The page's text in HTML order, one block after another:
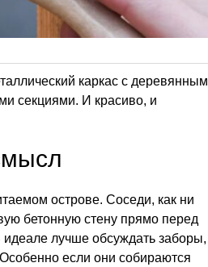
каркас с деревянным
секциями. И красиво, и
острове. Соседи, как ни
бетонную стену прямо перед
лучше обсуждать заборы,
если они собираются